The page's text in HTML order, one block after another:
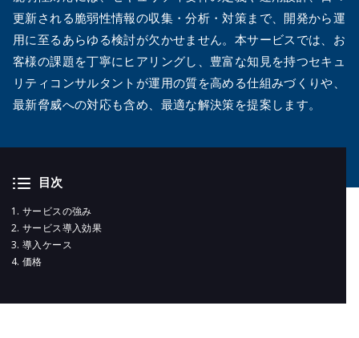
メールマガ
公式SNS
更新される脆弱性情報の収集・分析・対策まで、開発から運
用に至るあらゆる検討が欠かせません。本サービスでは、お
客様の課題を丁寧にヒアリングし、豊富な知見を持つセキュ
リティコンサルタントが運用の質を高める仕組みづくりや、
最新脅威への対応も含め、最適な解決策を提案します。
目次
サービスの強み
サービス導入効果
導入ケース
価格